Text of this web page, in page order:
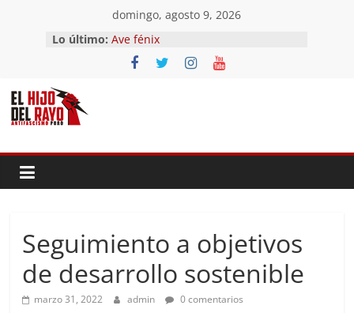
contenido
domingo, agosto 9, 2026
Lo último: Ave fénix
¿Dios no existe?
First Time
Seguimiento a objetivos
de desarrollo sostenible
marzo 31, 2022 admin 0 comentarios